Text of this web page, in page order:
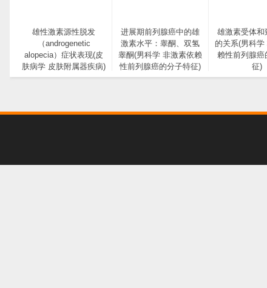
雄性激素源性脱发
（androgenetic
alopecia）症状表现(皮
肤病学 皮肤附属器疾病)
进展期前列腺癌中的雄
激素水平：睾酮、双氢
睾酮(男科学 非激素依赖
性前列腺癌的分子特征)
雄激素受体和
的关系(男科学
赖性前列腺癌
征)